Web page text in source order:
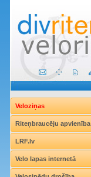
Veloziņas
Riteņbraucēju apvienība
LRF.lv
Velo lapas internetā